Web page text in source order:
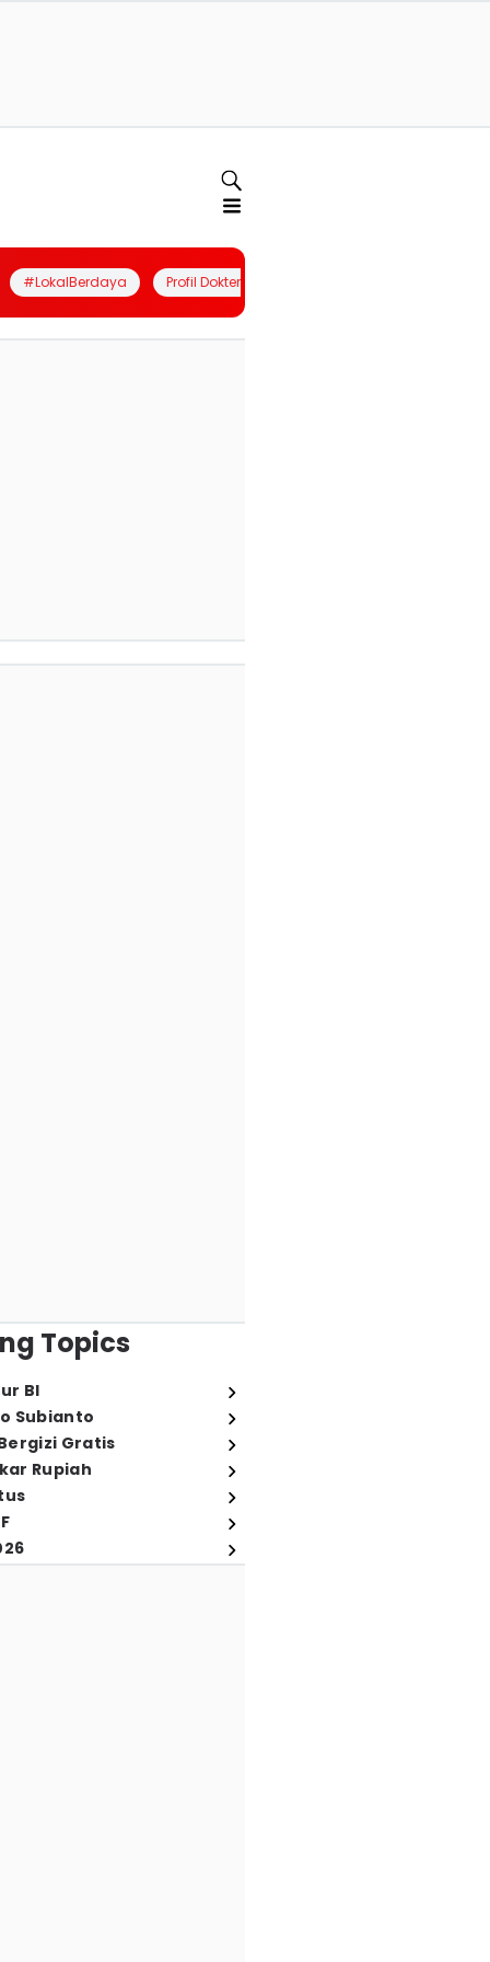
#LokalBerdaya Profil Dokter
Topics
BI
Subianto
Gratis
Rupiah